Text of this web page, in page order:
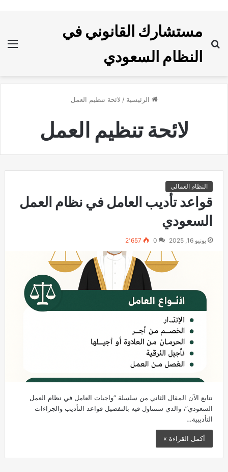
مستشارك القانوني في
النظام السعودي
الرئيسية / لائحة تنظيم العمل
لائحة تنظيم العمل
النظام العمالي
قواعد تأديب العامل في نظام العمل
السعودي
يونيو 16, 2025 0 2٬657
نتابع الآن المقال الثاني من سلسلة “واجبات العامل في نظام العمل
السعودي”، والذي سنتناول فيه بالتفصيل قواعد التأديب والجزاءات
التأديبية…
أكمل القراءة »